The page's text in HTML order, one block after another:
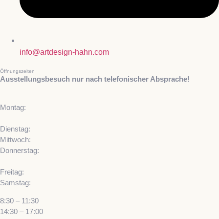
info@artdesign-hahn.com
Öffnungszeiten
Ausstellungsbesuch nur nach telefonischer Absprache!
Montag:
Dienstag:
Mittwoch:
Donnerstag:
Freitag:
Samstag:
8:30 – 11:30
14:30 – 17:00